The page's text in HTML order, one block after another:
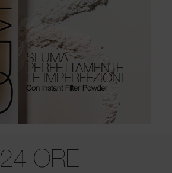
SFUMA
PERFETTAMENTE
LE IMPERFEZIONI
Con Instant Filter Powder
24 ORE